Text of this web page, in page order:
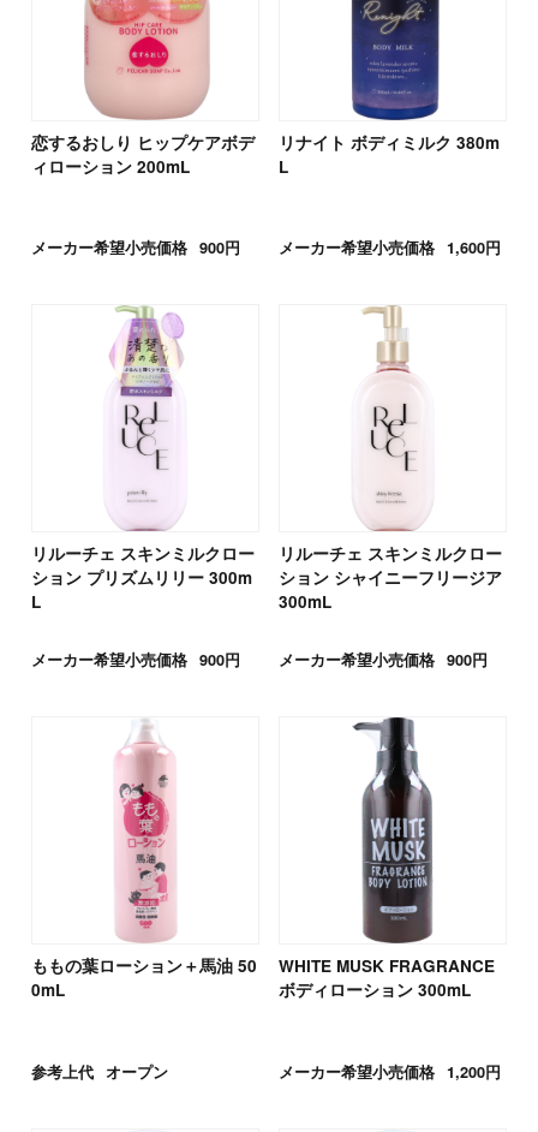
恋するおしり ヒップケアボデ
ィローション 200mL
メーカー希望小売価格 900円
リナイト ボディミルク 380m
L
メーカー希望小売価格 1,600円
リルーチェ スキンミルクロー
ション プリズムリリー 300m
L
メーカー希望小売価格 900円
リルーチェ スキンミルクロー
ション シャイニーフリージア
300mL
メーカー希望小売価格 900円
ももの葉ローション＋馬油 50
0mL
参考上代 オープン
WHITE MUSK FRAGRANCE
ボディローション 300mL
メーカー希望小売価格 1,200円